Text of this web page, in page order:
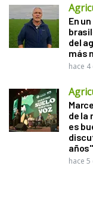
En
del
más
hace
de la
es
años"
hace